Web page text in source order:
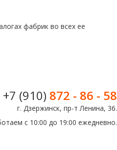
фабрик во всех ее
+7 (910) 872 - 86 - 58
г. Дзержинск, пр-т Ленина, 36.
с 10:00 до 19:00 ежедневно.